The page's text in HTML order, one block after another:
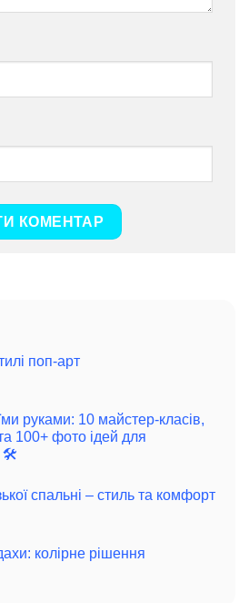
поп-арт
руками: 10 майстер-класів,
100+ фото ідей для
🛠️
спальні – стиль та комфорт
колірне рішення